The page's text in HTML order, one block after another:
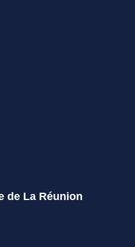
de La Réunion